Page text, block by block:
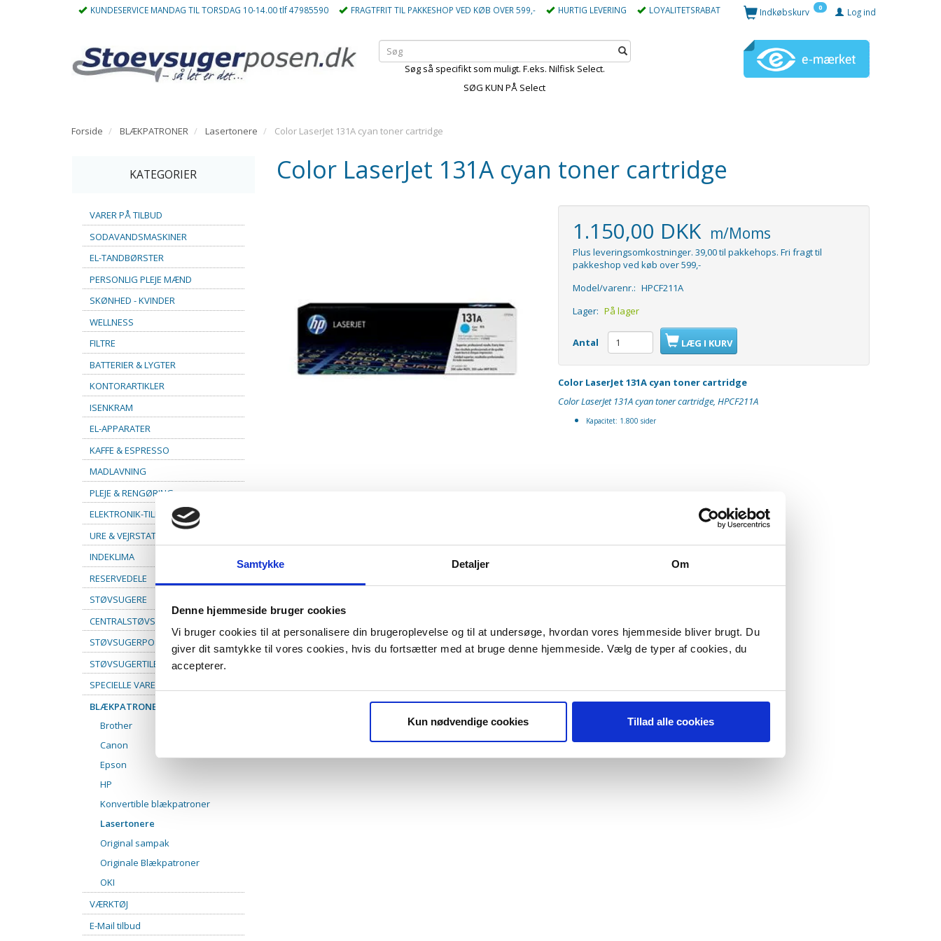
Samtykke Detaljer Om
Denne hjemmeside bruger cookies
Vi bruger cookies til at personalisere din brugeroplevelse og til at undersøge, hvordan vores hjemmeside bliver brugt. Du
giver dit samtykke til vores cookies, hvis du fortsætter med at bruge denne hjemmeside. Vælg de typer af cookies, du
accepterer.
Kun nødvendige cookies Tillad alle cookies
KUNDESERVICE MANDAG TIL TORSDAG 10-14.00 tlf 47985590 FRAGTFRIT TIL PAKKESHOP VED KØB OVER 599,- HURTIG LEVERING LOYALITETSRABAT Log ind
Indkøbskurv 0
Søg så specifikt som muligt. F.eks. Nilfisk Select.
SØG KUN PÅ Select
Forside BLÆKPATRONER Lasertonere Color LaserJet 131A cyan toner cartridge
KATEGORIER
VARER PÅ TILBUD
SODAVANDSMASKINER
EL-TANDBØRSTER
PERSONLIG PLEJE MÆND
SKØNHED - KVINDER
WELLNESS
FILTRE
BATTERIER & LYGTER
KONTORARTIKLER
ISENKRAM
EL-APPARATER
KAFFE & ESPRESSO
MADLAVNING
PLEJE & RENGØRING
ELEKTRONIK-TILBEHØR
URE & VEJRSTATIONER
INDEKLIMA
RESERVEDELE
STØVSUGERE
CENTRALSTØVSUGER
STØVSUGERPOSER
STØVSUGERTILBEHØR
SPECIELLE VARER
BLÆKPATRONER
Brother
Canon
Epson
HP
Konvertible blækpatroner
Lasertonere
Original sampak
Originale Blækpatroner
OKI
VÆRKTØJ
E-Mail tilbud
Color LaserJet 131A cyan toner cartridge
1.150,00 DKK m/Moms
Plus leveringsomkostninger. 39,00 til pakkehops. Fri fragt til
pakkeshop ved køb over 599,-
Model/varenr.: HPCF211A
Lager: På lager
Antal LÆG I KURV
Color LaserJet 131A cyan toner cartridge
Color LaserJet 131A cyan toner cartridge, HPCF211A
Kapacitet: 1.800 sider